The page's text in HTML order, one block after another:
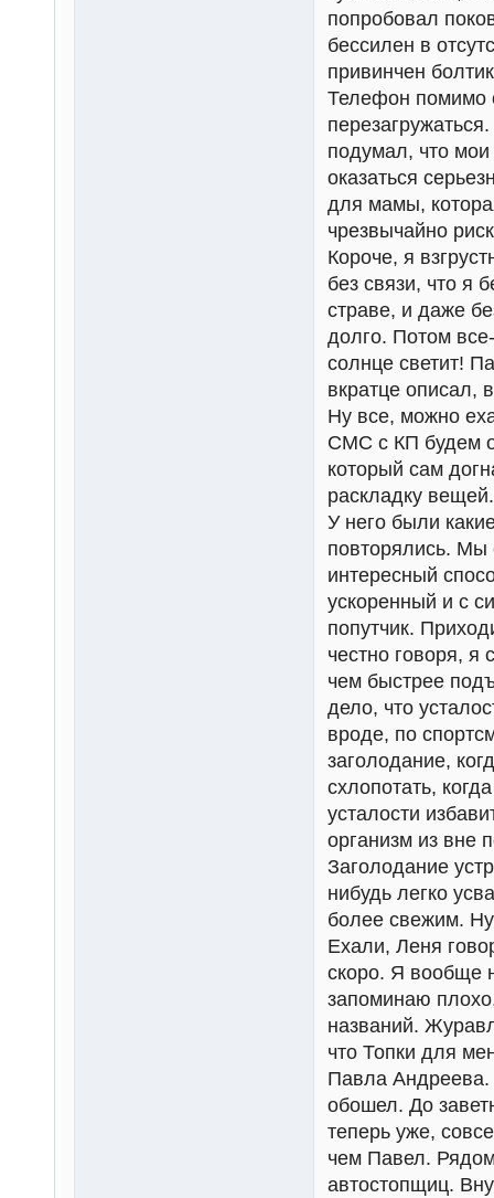
попробовал
бессилен в
привинчен
Телефон помимо
подумал, что мои
оказаться
для мамы,
чрезвычайно
Короче, я
без связи, что я
страве, и даже
долго. Потом
солнце светит!
вкратце описал,
Ну все, можно
СМС с КП будем
который сам
раскладку
У него были
повторялись. Мы
интересный
ускоренный и с
попутчик.
честно говоря,
чем быстрее
дело, что
вроде, по
заголодание,
схлопотать,
усталости
организм из вне
Заголодание
нибудь легко
более свежим.
Ехали, Леня
скоро. Я вообще
запоминаю
названий.
что Топки для
Павла Андреева.
обошел. До
теперь уже,
чем Павел.
автостопщиц.